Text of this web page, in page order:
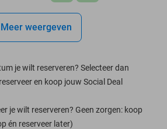
Meer weergeven
je wilt reserveren? Selecteer dan
en koop jouw Social Deal
je wilt reserveren? Geen zorgen: koop
én reserveer later)